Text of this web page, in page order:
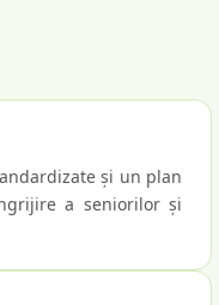
și un plan
a seniorilor și